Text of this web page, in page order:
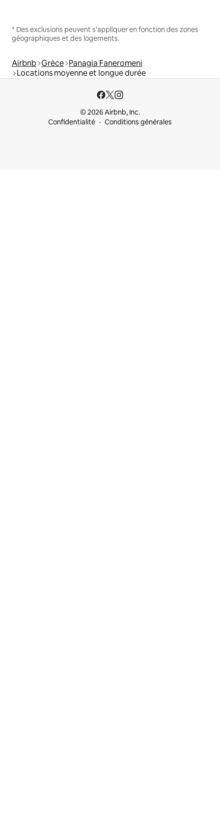
* Des exclusions peuvent s'appliquer en fonction des zones
géographiques et des logements.
Airbnb Grèce Panagia Faneromeni
Locations moyenne et longue durée
© 2026 Airbnb, Inc.
Confidentialité
Conditions générales